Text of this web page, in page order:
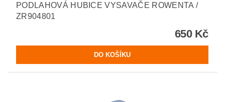
PODLAHOVÁ HUBICE VYSAVAČE ROWENTA /
ZR904801
650 Kč